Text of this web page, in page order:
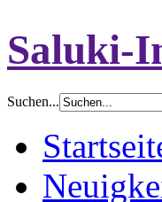
Saluki-
Suchen...